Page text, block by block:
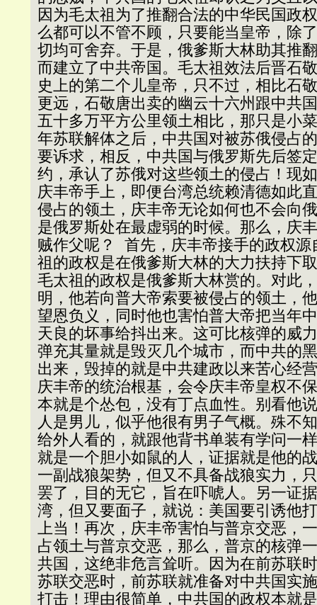
因为毛太祖为了推翻合法的中华民国政
么都可以不管不顾，只要能当皇帝，除
切均可舍弃。于是，俄爹斯大林助其推
而建立了中共帝国。毛太祖效法后晋石
史上的第二个儿皇帝，只不过，相比石
更远，石敬唐出卖的幽云十六州跟中共
五十多万平方公里领土相比，那只是小
年苏联解体之后，中共国对被苏俄侵占
要诉求，相反，中共国与俄罗斯先后签
约，承认了苏俄对这些领土的侵占！现
庆丰帝手上，即便台湾总统赖清德如此
侵占的领土，庆丰帝无论如何也不会向
是俄罗斯处在最虚弱的时候。那么，庆
贼作父呢？ 首先，庆丰帝接手的政权
祖的政权是在俄爹斯大林的大力扶持下
毛太祖的政权是俄爹斯大林赏的。对此
明，他若向普大帝索要被侵占的领土，
望恩负义，同时他也害怕普大帝把当年
天良的坏事给抖出来。这可比核弹的威
弹充其量就是毁灭几个城市，而中共的
出来，毁掉的就是中共建政以来苦心经
庆丰帝的统治根基，会令庆丰帝皇权不
本就是个怂包，没有丁点血性。别看他
人是男儿，似乎他很有男子气概。殊不
给外人看的，就跟他背书单装有学问一
就是一个胆小如鼠的人，证据就是他的
一副战狼架势，但又不具备战狼实力，
罢了，目的无它，旨在吓唬人。另一证
湾，但又要面子，就说：美国要引诱他
上当！再次，庆丰帝害怕与普京交恶，
占领土与普京交恶，那么，普京的核弹
共国，这绝非危言耸听。因为在前苏联
苏联交恶时，前苏联就准备对中共国实
打击！理由很简单，中共国的政权本就